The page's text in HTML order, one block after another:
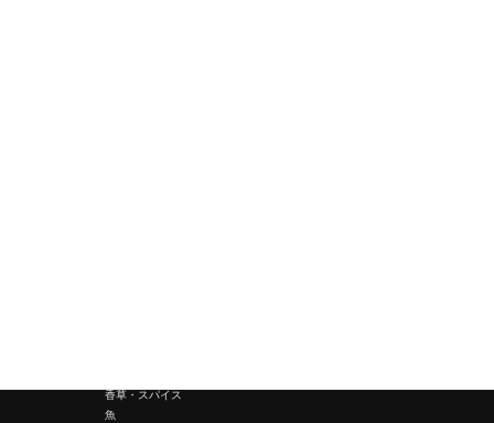
香草・スパイス
魚